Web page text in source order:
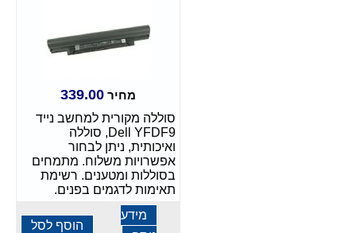
מחיר 339.00
סוללה מקורית למחשב נייד
Dell YFDF9, סוללה
ואיכותית, ניתן לבחור
אפשרויות משלוח. מתמחים
בסוללות ומטענים. רשימת
תאימות לדגמים בפנים.
מידע
הוסף לסל